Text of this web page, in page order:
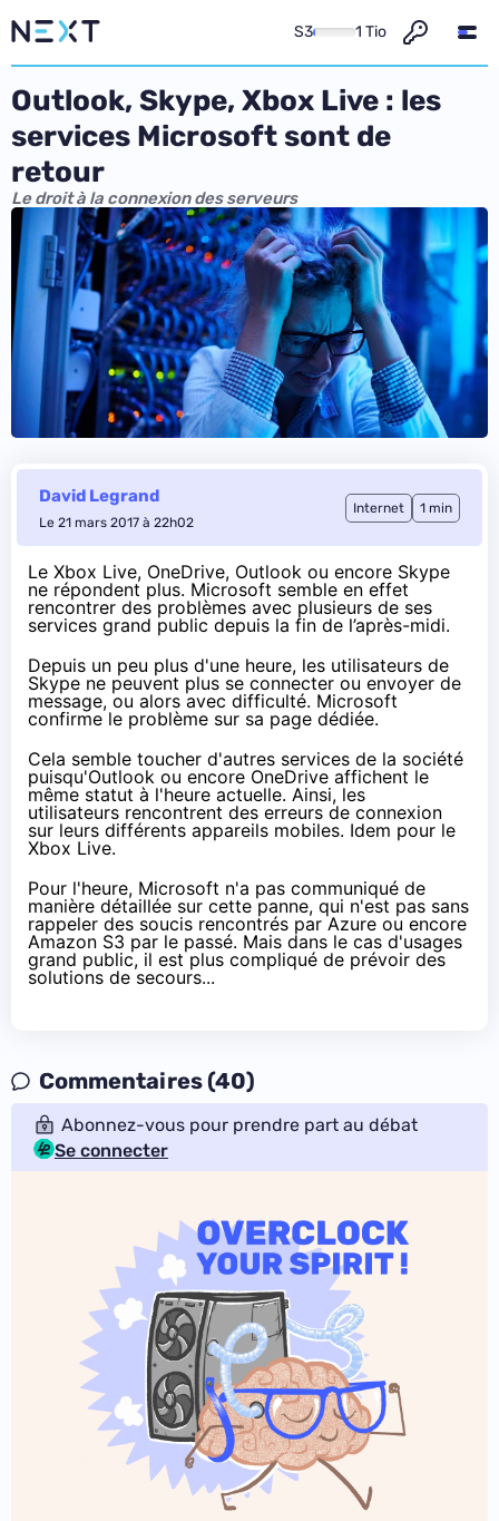
S3 1 Tio
Outlook, Skype, Xbox Live : les
services Microsoft sont de
retour
Le droit à la connexion des serveurs
David Legrand
Le 21 mars 2017 à 22h02
Internet 1 min
Le Xbox Live, OneDrive, Outlook ou encore Skype
ne répondent plus. Microsoft semble en effet
rencontrer des problèmes avec plusieurs de ses
services grand public depuis la fin de l’après-midi.
Depuis un peu plus d'une heure, les utilisateurs de
Skype ne peuvent plus se connecter ou envoyer de
message, ou alors avec difficulté. Microsoft
confirme le problème sur sa page dédiée.
Cela semble toucher d'autres services de la société
puisqu'Outlook ou encore OneDrive affichent le
même statut à l'heure actuelle. Ainsi, les
utilisateurs rencontrent des erreurs de connexion
sur leurs différents appareils mobiles. Idem pour le
Xbox Live.
Pour l'heure, Microsoft n'a pas communiqué de
manière détaillée sur cette panne, qui n'est pas sans
rappeler des soucis rencontrés par Azure ou encore
Amazon S3 par le passé. Mais dans le cas d'usages
grand public, il est plus compliqué de prévoir des
solutions de secours...
Commentaires (40)
Abonnez-vous pour prendre part au débat
Se connecter